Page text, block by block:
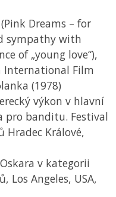
Dreams – for
sympathy with
of „young love“),
International Film
(1978)
výkon v hlavní
pro banditu. Festival
Hradec Králové,
v kategorii
Los Angeles, USA,